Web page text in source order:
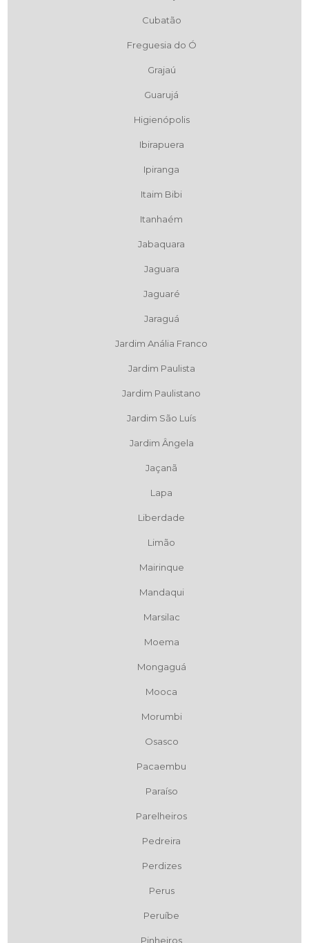
Cubatão
Freguesia do Ó
Grajaú
Guarujá
Higienópolis
Ibirapuera
Ipiranga
Itaim Bibi
Itanhaém
Jabaquara
Jaguara
Jaguaré
Jaraguá
Jardim Anália Franco
Jardim Paulista
Jardim Paulistano
Jardim São Luís
Jardim Ângela
Jaçanã
Lapa
Liberdade
Limão
Mairinque
Mandaqui
Marsilac
Moema
Mongaguá
Mooca
Morumbi
Osasco
Pacaembu
Paraíso
Parelheiros
Pedreira
Perdizes
Perus
Peruíbe
Pinheiros